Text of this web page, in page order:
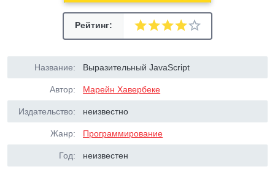
Рейтинг:
Название: Выразительный JavaScript
Автор: Марейн Хавербеке
Издательство: неизвестно
Жанр: Программирование
Год: неизвестен